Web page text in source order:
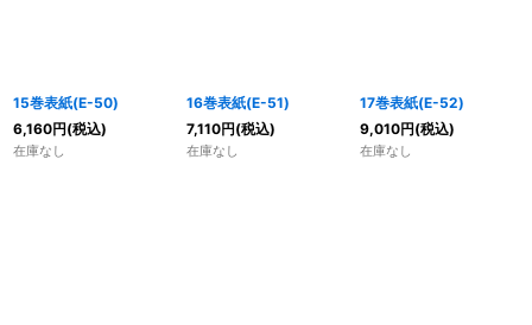
15巻表紙(E-50)
6,160円(税込)
在庫なし
16巻表紙(E-51)
7,110円(税込)
在庫なし
17巻表紙(E-52)
9,010円(税込)
在庫なし